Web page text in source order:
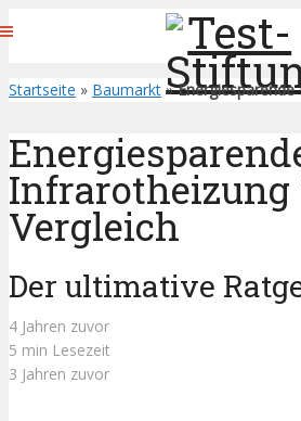
Startseite » Baumarkt »
Infrarotheizung
Vergleich
Der ultimative
4 Jahren zuvor
5 min Lesezeit
3 Jahren zuvor